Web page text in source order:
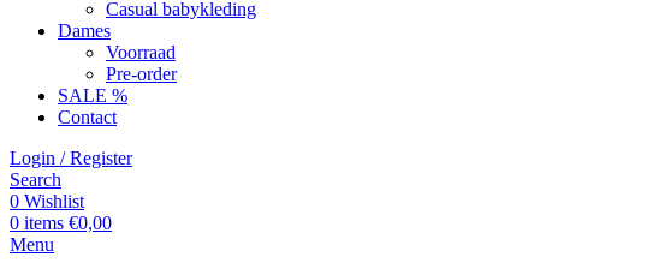
Casual babykleding
Dames
Voorraad
Pre-order
SALE %
Contact
Login / Register
Search
0 Wishlist
0 items €0,00
Menu